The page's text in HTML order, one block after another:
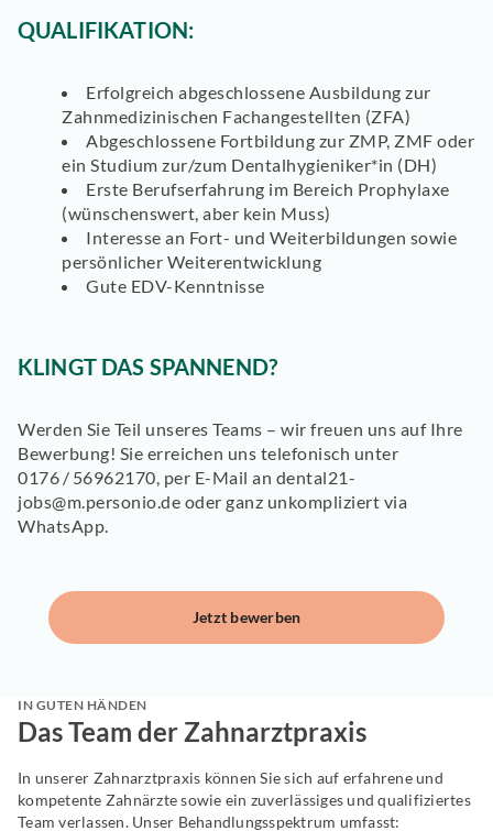
QUALIFIKATION:
Erfolgreich abgeschlossene Ausbildung zur
Zahnmedizinischen Fachangestellten (ZFA)
Abgeschlossene Fortbildung zur ZMP, ZMF oder
ein Studium zur/zum Dentalhygieniker*in (DH)
Erste Berufserfahrung im Bereich Prophylaxe
(wünschenswert, aber kein Muss)
Interesse an Fort- und Weiterbildungen sowie
persönlicher Weiterentwicklung
Gute EDV-Kenntnisse
KLINGT DAS SPANNEND?
Werden Sie Teil unseres Teams – wir freuen uns auf Ihre
Bewerbung! Sie erreichen uns telefonisch unter
0176 / 56962170, per E-Mail an dental21-
jobs@m.personio.de oder ganz unkompliziert via
WhatsApp.
Jetzt bewerben
IN GUTEN HÄNDEN
Das Team der Zahnarztpraxis
In unserer Zahnarztpraxis können Sie sich auf erfahrene und
kompetente Zahnärzte sowie ein zuverlässiges und qualifiziertes
Team verlassen. Unser Behandlungsspektrum umfasst: